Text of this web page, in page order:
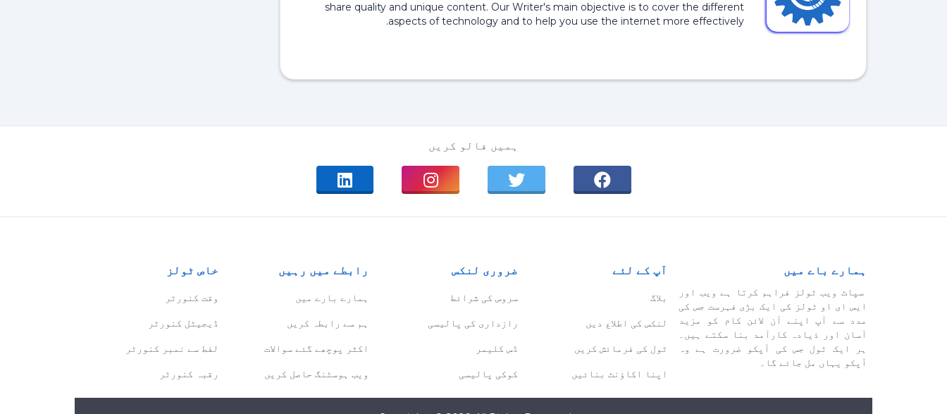
share quality and unique content. Our Writer's main objective is to cover the different
aspects of technology and to help you use the internet more effectively.
ہمیں فالو کریں
ہمارے باے میں
سپاٹ ویب ٹولز فراہم کرتا ہے ویب اور
ایس ای او ٹولز کی ایک بڑی فہرست جس کی
مدد سے آپ اپنے آن لائن کام کو مزید
آسان اور ذیادہ کارآمد بنا سکتے ہیں۔
ہر ایک ٹول جس کی آپکو ضرورت ہے وہ
آپکو یہاں مل جائے گا۔
آپ کے لئے
بلاگ
لنکس کی اطلاع دیں
ٹول کی فرمائش کریں
اپنا اکاؤنٹ بنائیں
ضروری لنکس
سروس کی شرائط
رازداری کی پالیسی
ڈس کلیمر
کوکی پالیسی
رابطے میں رہیں
ہمارے بارے میں
ہم سے رابطہ کریں
اکثر پوچھے گئے سوالات
ویب ہوسٹنگ حاصل کریں
خاص ٹولز
وقت کنورٹر
ڈیجیٹل کنورٹر
لفط سے نمبر کنورٹر
رقبہ کنورٹر